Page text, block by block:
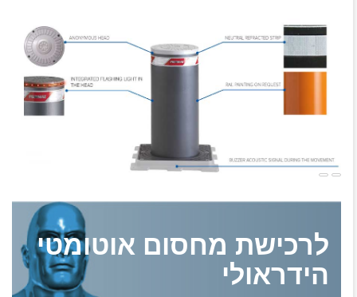
לרכישת מחסום אוטומטי
הידראולי